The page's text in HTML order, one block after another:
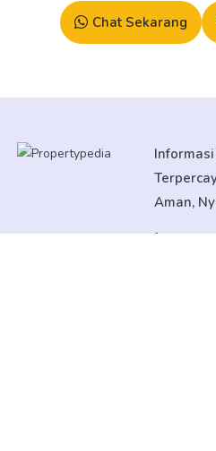
Chat Sekarang
Aman,